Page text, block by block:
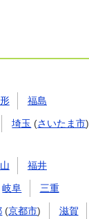
福島
埼玉 (さいたま市)
福井
岐阜 三重
(京都市) 滋賀